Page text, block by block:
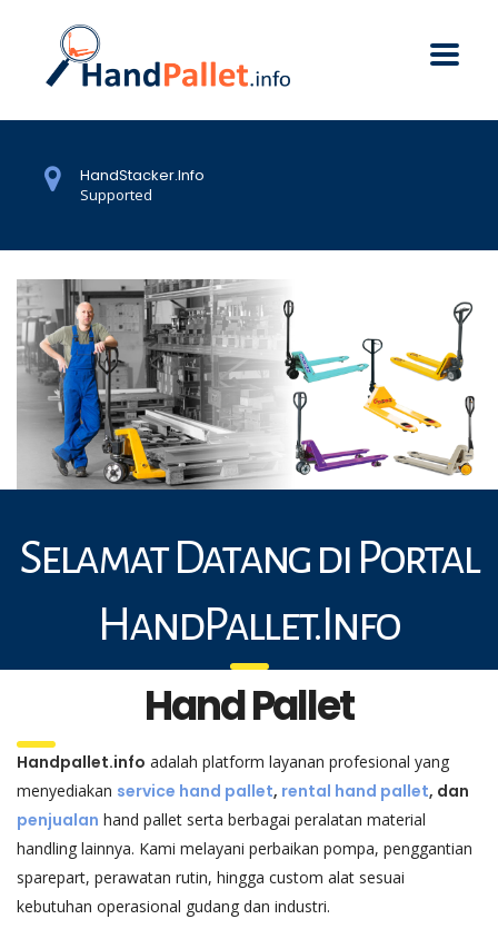
HandStacker.Info
Supported
Selamat Datang di Portal
HandPallet.Info
Hand Pallet
Handpallet.info adalah platform layanan profesional yang
menyediakan service hand pallet, rental hand pallet, dan
penjualan hand pallet serta berbagai peralatan material
handling lainnya. Kami melayani perbaikan pompa, penggantian
sparepart, perawatan rutin, hingga custom alat sesuai
kebutuhan operasional gudang dan industri.